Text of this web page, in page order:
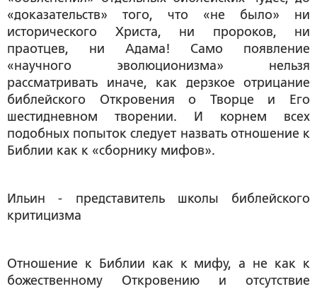
«доказательств» того, что «не было» ни
исторического Христа, ни пророков, ни
праотцев, ни Адама! Само появление
«научного эволюционизма» нельзя
рассматривать иначе, как дерзкое отрицание
библейского Откровения о Творце и Его
шестидневном творении. И корнем всех
подобных попыток следует назвать отношение к
Библии как к «сборнику мифов».
Ильин - представитель школы библейского
критицизма
Отношение к Библии как к мифу, а не как к
божественному Откровению и отсутствие